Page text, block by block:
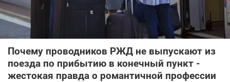
Почему проводников РЖД не выпускают из
поезда по прибытию в конечный пункт -
жестокая правда о романтичной профессии